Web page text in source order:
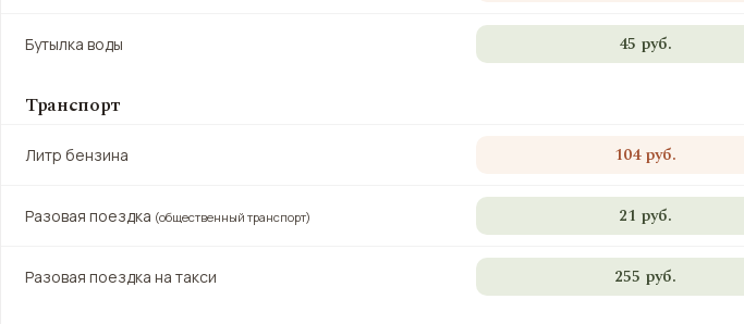
Бутылка воды 45 руб.
Транспорт
Литр бензина 104 руб.
Разовая поездка (общественный транспорт) 21 руб.
Разовая поездка на такси 255 руб.